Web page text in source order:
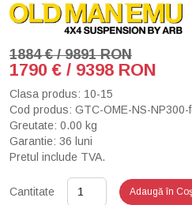
1884 € / 9891 RON
1790 € / 9398 RON
Clasa produs: 10-15
Cod produs: GTC-OME-NS-NP300-
Greutate: 0.00 kg
Garantie: 36 luni
Pretul include TVA.
Cantitate Adaugă în